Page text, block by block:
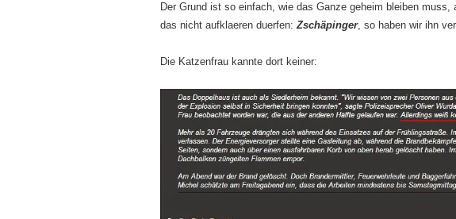
Der Grund ist so einfach, wie das Ganze geheim bleiben
das nicht aufklaeren duerfen: Zschäpinger, so haben wir ihn
Die Katzenfrau kannte dort keiner: